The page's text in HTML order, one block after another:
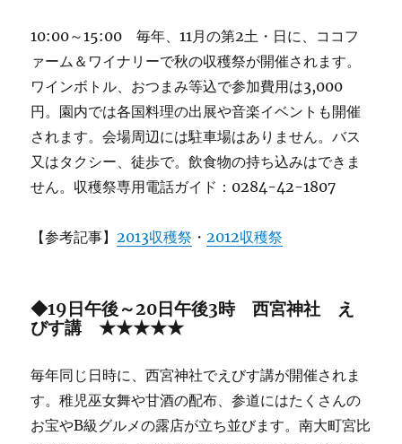
10:00～15:00 毎年、11月の第2土・日に、ココフ
ァーム＆ワイナリーで秋の収穫祭が開催されます。
ワインボトル、おつまみ等込で参加費用は3,000
円。園内では各国料理の出展や音楽イベントも開催
されます。会場周辺には駐車場はありません。バス
又はタクシー、徒歩で。飲食物の持ち込みはできま
せん。収穫祭専用電話ガイド：0284-42-1807
【参考記事】 2013収穫祭 ・ 2012収穫祭
◆19日午後～20日午後3時 西宮神社 え
びす講 ★★★★★
毎年同じ日時に、西宮神社でえびす講が開催されま
す。稚児巫女舞や甘酒の配布、参道にはたくさんの
お宝やB級グルメの露店が立ち並びます。南大町宮比